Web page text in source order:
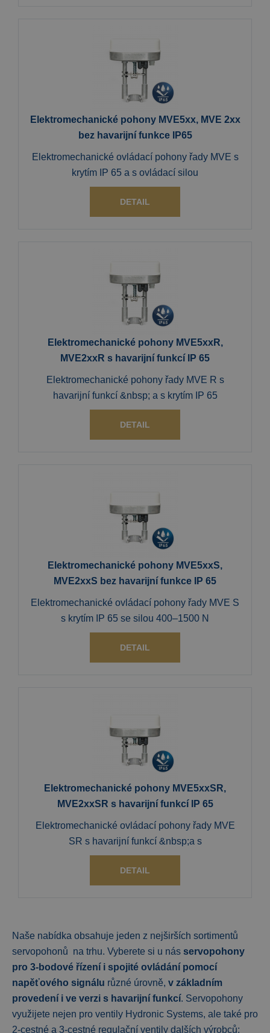
Elektromechanické pohony MVE5xx, MVE 2xx
bez havarijní funkce IP65
Elektromechanické ovládací pohony řady MVE s
krytím IP 65 a s ovládací silou
DETAIL
Elektromechanické pohony MVE5xxR,
MVE2xxR s havarijní funkcí IP 65
Elektromechanické pohony řady MVE R s
havarijní funkcí &nbsp; a s krytím IP 65
DETAIL
Elektromechanické pohony MVE5xxS,
MVE2xxS bez havarijní funkce IP 65
Elektromechanické ovládací pohony řady MVE S
s krytím IP 65 se silou 400–1500 N
DETAIL
Elektromechanické pohony MVE5xxSR,
MVE2xxSR s havarijní funkcí IP 65
Elektromechanické ovládací pohony řady MVE
SR s havarijní funkcí &nbsp;a s
DETAIL
Naše nabídka obsahuje jeden z nejširších sortimentů
servopohonů na trhu. Vyberete si u nás servopohony
pro 3-bodové řízení i spojité ovládání pomocí
napěťového signálu různé úrovně, v základním
provedení i ve verzi s havarijní funkcí. Servopohony
využijete nejen pro ventily Hydronic Systems, ale také pro
2-cestné a 3-cestné regulační ventily dalších výrobců: